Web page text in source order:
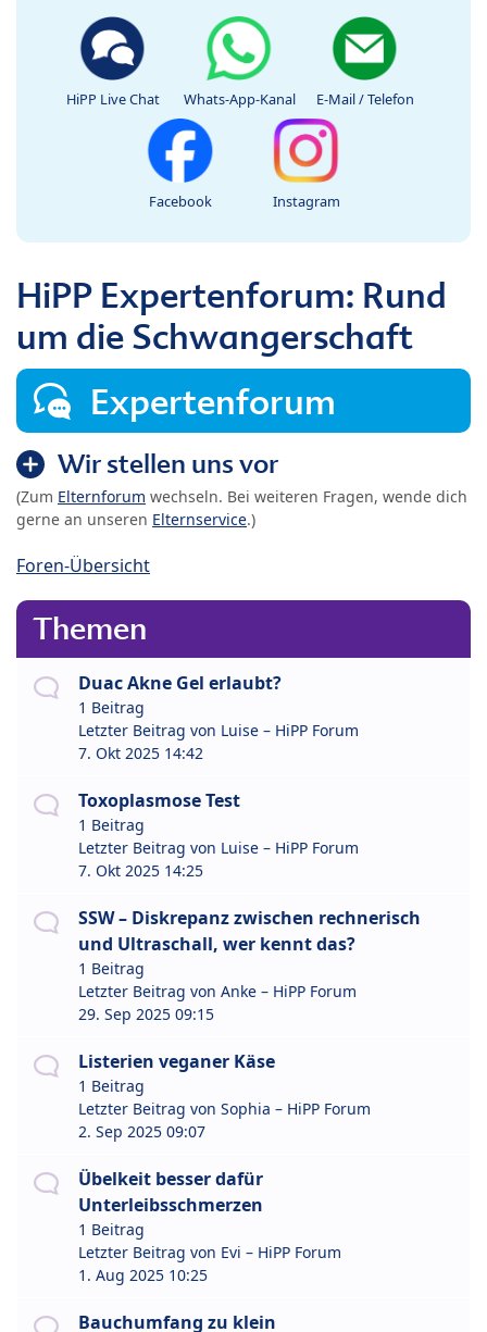
HiPP Live Chat Whats-App-Kanal E-Mail / Telefon
Facebook Instagram
HiPP Expertenforum: Rund
um die Schwangerschaft
Expertenforum
Wir stellen uns vor
(Zum Elternforum wechseln. Bei weiteren Fragen, wende dich
gerne an unseren Elternservice.)
Foren-Übersicht
Themen
Duac Akne Gel erlaubt?
1 Beitrag
Letzter Beitrag von Luise – HiPP Forum
7. Okt 2025 14:42
Toxoplasmose Test
1 Beitrag
Letzter Beitrag von Luise – HiPP Forum
7. Okt 2025 14:25
SSW – Diskrepanz zwischen rechnerisch
und Ultraschall, wer kennt das?
1 Beitrag
Letzter Beitrag von Anke – HiPP Forum
29. Sep 2025 09:15
Listerien veganer Käse
1 Beitrag
Letzter Beitrag von Sophia – HiPP Forum
2. Sep 2025 09:07
Übelkeit besser dafür
Unterleibsschmerzen
1 Beitrag
Letzter Beitrag von Evi – HiPP Forum
1. Aug 2025 10:25
Bauchumfang zu klein